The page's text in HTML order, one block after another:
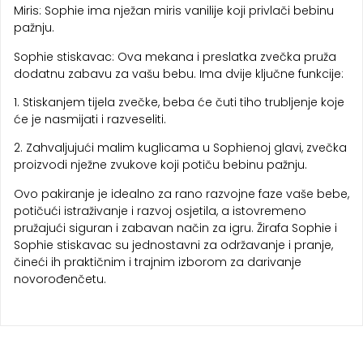
Miris: Sophie ima nježan miris vanilije koji privlači bebinu
pažnju.
Sophie stiskavac: Ova mekana i preslatka zvečka pruža
dodatnu zabavu za vašu bebu. Ima dvije ključne funkcije:
1. Stiskanjem tijela zvečke, beba će čuti tiho trubljenje koje
će je nasmijati i razveseliti.
2. Zahvaljujući malim kuglicama u Sophienoj glavi, zvečka
proizvodi nježne zvukove koji potiču bebinu pažnju.
Ovo pakiranje je idealno za rano razvojne faze vaše bebe,
potičući istraživanje i razvoj osjetila, a istovremeno
pružajući siguran i zabavan način za igru. Žirafa Sophie i
Sophie stiskavac su jednostavni za održavanje i pranje,
čineći ih praktičnim i trajnim izborom za darivanje
novorođenčetu.